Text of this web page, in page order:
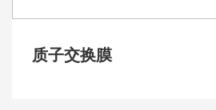
质子交换膜